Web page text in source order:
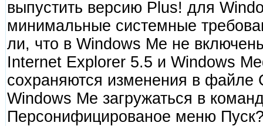
выпустить версию Plus! для
минимальные системные
ли, что в Windows Me не
Internet Explorer 5.5 и Windows
сохраняются изменения в
Windows Me загружаться в
Персонифицированое меню